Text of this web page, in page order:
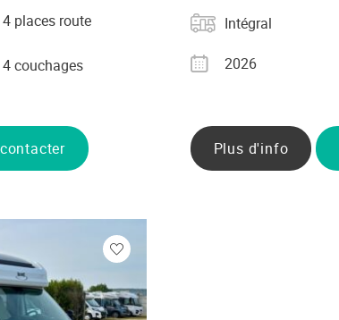
de places carte
4 places route
de couchages
4 couchages
Catégorie
Intégral
Année2026
Plus d'info
Veuillez
vous
connecter